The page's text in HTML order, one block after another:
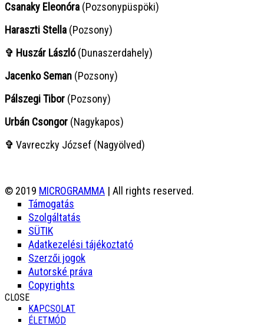
Csanaky Eleonóra (Pozsonypüspöki)
Haraszti Stella (Pozsony)
✞ Huszár László(Dunaszerdahely)
Jacenko Seman (Pozsony)
Pálszegi Tibor (Pozsony)
Urbán Csongor (Nagykapos)
✞ Vavreczky József (Nagyölved)
© 2019 MICROGRAMMA | All rights reserved.
Támogatás
Szolgáltatás
SÜTIK
Adatkezelési tájékoztató
Szerzői jogok
Autorské práva
Copyrights
CLOSE
KAPCSOLAT
ÉLETMÓD